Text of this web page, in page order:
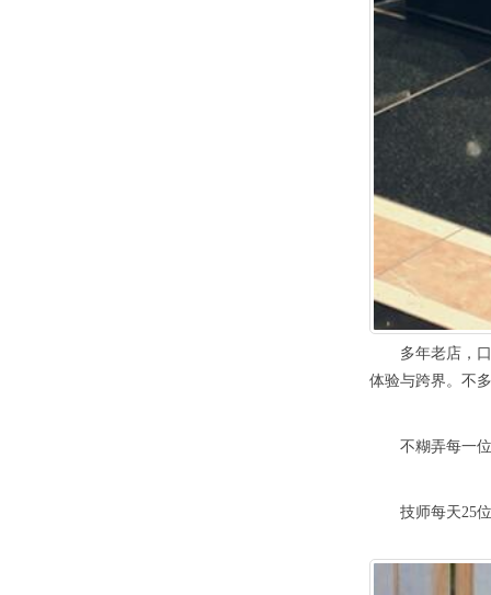
多年老店，口
体验与跨界。不
不糊弄每一位
技师每天25位